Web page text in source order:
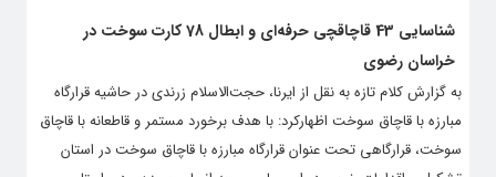
شناسایی 43 قاچاقچی حرفه‌ای و ابطال 78 کارت سوخت در
خراسان رضوی
به گزارش کلام تازه به نقل از ایرنا، حجت‌الاسلام زرندی در حاشیه قرارگاه
مبارزه با قاچاق سوخت اظهارکرد: با هدف برخورد مستمر و قاطعانه با قاچاق
سوخت، قرارگاهی تحت عنوان قرارگاه مبارزه با قاچاق سوخت در استان